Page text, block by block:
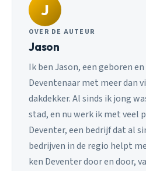
J
OVER DE AUTEUR
Jason
Ik ben Jason, een geboren
Deventenaar met meer dan
dakdekker. Al sinds ik jong
stad, en nu werk ik met veel
Deventer, een bedrijf dat al
bedrijven in de regio helpt
ken Deventer door en door,